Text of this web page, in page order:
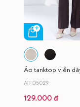
Áo tanktop viền
ATF05029
129.000 đ